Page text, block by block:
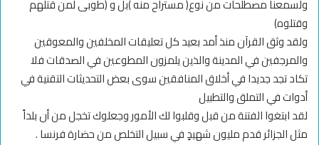
ولسمعنا مصطلحات من نوع( مستراح منه )بل و (طوبى لمن قتلهم
وقتلوه)
ولقد وثق القرآن منذ أمد بعيد كل تعليقات المخلفين والمعوقين
والمرجفين في المدينة والذين يلمزون المطوعين في الصدقات فلا
تكاد تجد جديدا في أخلاق المنافقين سوى بعض التحديثات التقنية في
أدوات في التملق والتطبيل
لقد ابتغوا الفتنة من قبل وقلبوا لك الأمور وجعلوك تخجل من أن بلداً
مثل الجزائر قدم مليون شهيدٍ في سبيل التخلص من حضارة فرنسا .